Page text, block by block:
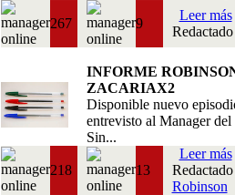
267 9
Leer más
INFORME
ZACARIAX2
Disponible nuevo
entrevisto al Manager del
Sin...
218 13
Leer más
Robinson